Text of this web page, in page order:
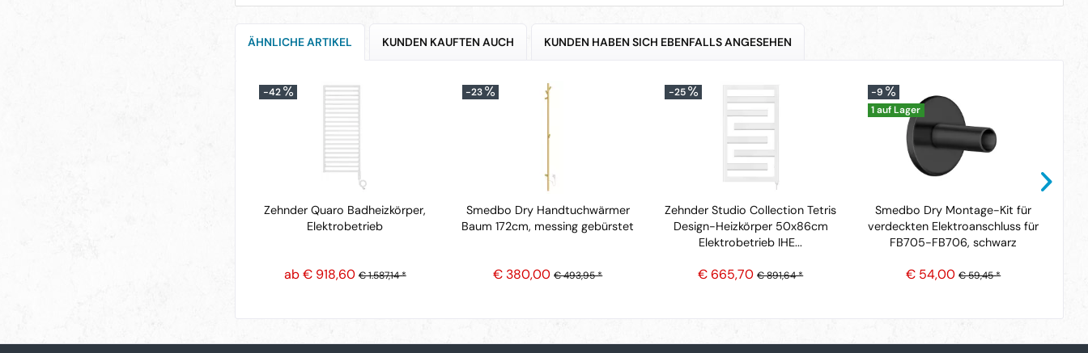
ÄHNLICHE ARTIKEL KUNDEN KAUFTEN AUCH KUNDEN HABEN SICH EBENFALLS ANGESEHEN
-42
Zehnder Quaro Badheizkörper,
Elektrobetrieb
ab € 918,60 € 1.587,14 *
-23
Smedbo Dry Handtuchwärmer
Baum 172cm, messing gebürstet
€ 380,00 € 493,95 *
-25
Zehnder Studio Collection Tetris
Design-Heizkörper 50x86cm
Elektrobetrieb IHE...
€ 665,70 € 891,64 *
-9
1 auf Lager
Smedbo Dry Montage-Kit für
verdeckten Elektroanschluss für
FB705-FB706, schwarz
€ 54,00 € 59,45 *